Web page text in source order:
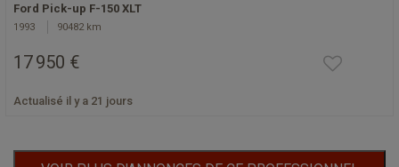
Ford Pick-up F-150 XLT
1993 90482 km
17 950 €
Actualisé il y a 21 jours